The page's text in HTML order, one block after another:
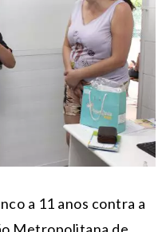
a 11 anos contra a